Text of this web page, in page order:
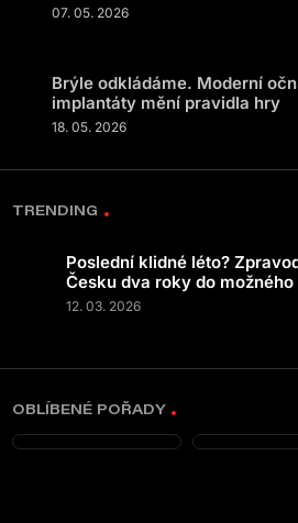
07. 05. 2026
Brýle odkládáme. Moderní
implantáty mění pravidla hry
18. 05. 2026
TRENDING
Poslední klidné léto?
Česku dva roky do
12. 03. 2026
OBLÍBENÉ POŘADY